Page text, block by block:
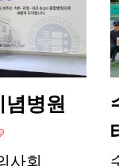
병원
사회